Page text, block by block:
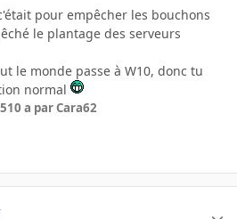
pour empêcher les bouchons
le plantage des serveurs
le monde passe à W10, donc tu
normal
10 a par Cara62